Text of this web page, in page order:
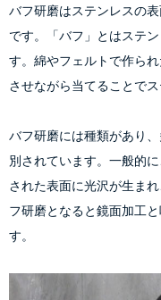
バフ研磨はステンレスの
です。「バフ」とはステ
す。綿やフェルトで作ら
バフ研磨には種類があり
別されています。一般的
された表面に光沢が生ま
フ研磨となると鏡面加工